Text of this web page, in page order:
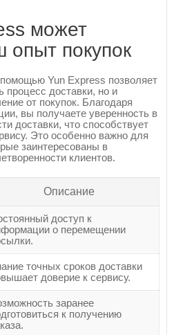
может
опыт покупок
Yun Express позволяет
процесс доставки, но и
от покупок. Благодаря
вы получаете уверенность в
доставки, что способствует
Это особенно важно для
заинтересованы в
клиентов.
Описание
доступ к
о перемещении
точных сроков доставки
доверие к сервису.
заранее
к получению